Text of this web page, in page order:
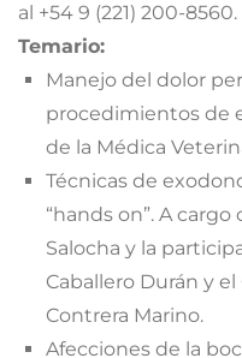
al +54 9 (221) 200-8560.
Temario:
Manejo del dolor
procedimientos de
de la Médica
Técnicas de
“hands on”. A
Salocha y la
Caballero Durán y
Contrera Marino.
Afecciones de la